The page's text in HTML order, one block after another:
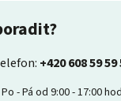
+420 608 59 59
- Pá od 9:00 - 17:00